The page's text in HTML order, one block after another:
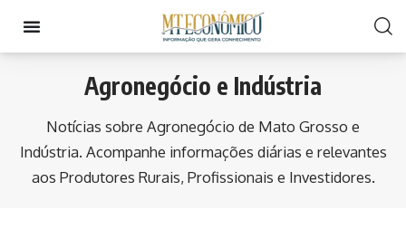
Agronegócio e Indústria
Notícias sobre Agronegócio de Mato Grosso e
Indústria. Acompanhe informações diárias e relevantes
aos Produtores Rurais, Profissionais e Investidores.